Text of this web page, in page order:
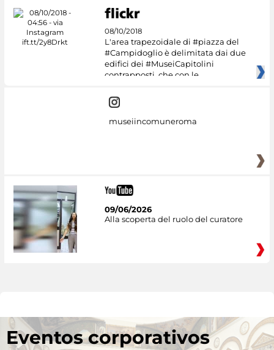
08/10/2018
L'area trapezoidale di #piazza del
#Campidoglio è delimitata dai due
edifici dei #MuseiCapitolini
contrapposti, che con le
museiincomuneroma
09/06/2026
Alla scoperta del ruolo del curatore
Eventos corporativos